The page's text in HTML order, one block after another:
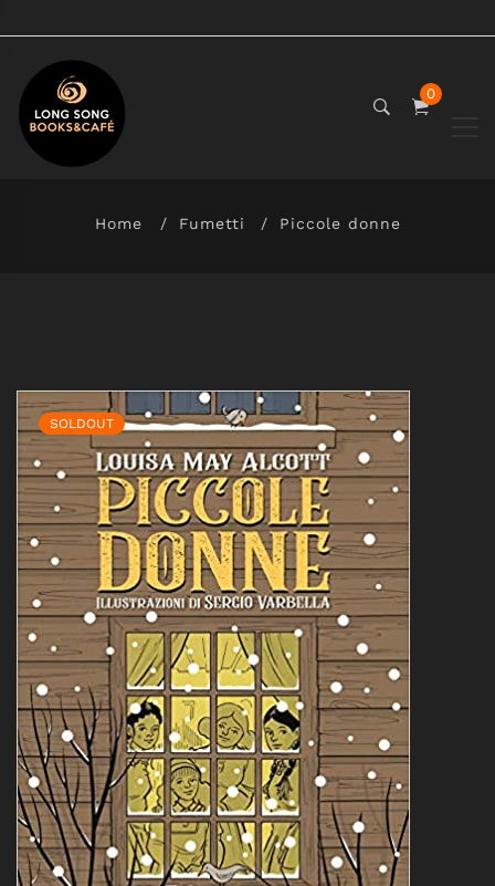
0
Home Fumetti Piccole donne
SOLDOUT